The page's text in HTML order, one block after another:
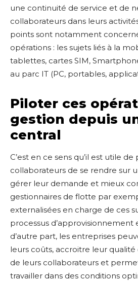
une continuité de service et de
collaborateurs dans leurs
points sont notamment
opérations : les sujets liés à la
tablettes, cartes SIM,
au parc IT (PC, portables,
Piloter ces
gestion depuis
central
C’est en ce sens qu’il est utile
collaborateurs de se rendre sur
gérer leur demande et mieux
gestionnaires de flotte par
externalisées en charge de ces
processus d’approvisionnement
d’autre part, les entreprises
leurs coûts, accroitre leur qualité
de leurs collaborateurs et
travailler dans des conditions